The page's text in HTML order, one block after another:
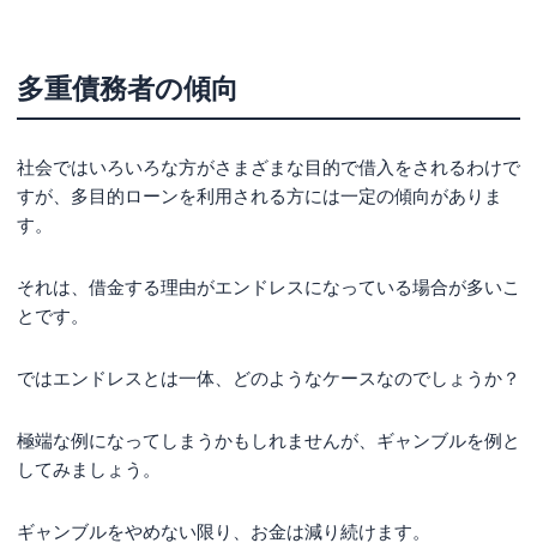
多重債務者の傾向
社会ではいろいろな方がさまざまな目的で借入をされるわけで
すが、多目的ローンを利用される方には一定の傾向がありま
す。
それは、借金する理由がエンドレスになっている場合が多いこ
とです。
ではエンドレスとは一体、どのようなケースなのでしょうか？
極端な例になってしまうかもしれませんが、ギャンブルを例と
してみましょう。
ギャンブルをやめない限り、お金は減り続けます。